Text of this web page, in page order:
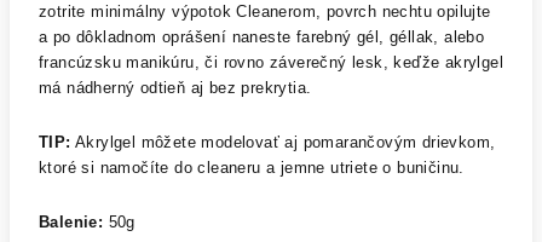
zotrite minimálny výpotok Cleanerom, povrch nechtu opilujte
a po dôkladnom oprášení naneste farebný gél, géllak, alebo
francúzsku manikúru, či rovno záverečný lesk, keďže akrylgel
má nádherný odtieň aj bez prekrytia.
TIP: Akrylgel môžete modelovať aj pomarančovým drievkom,
ktoré si namočíte do cleaneru a jemne utriete o buničinu.
Balenie: 50g